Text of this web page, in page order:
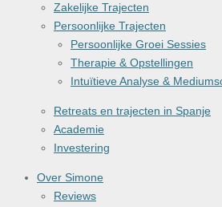
Zakelijke Trajecten
Persoonlijke Trajecten
Persoonlijke Groei Sessies
Therapie & Opstellingen
Intuïtieve Analyse &
Retreats en trajecten in Spanje
Academie
Investering
Over Simone
Reviews